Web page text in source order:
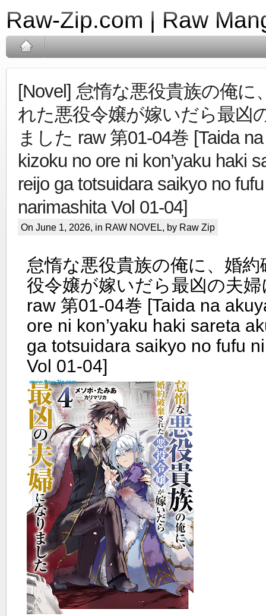
Raw-Zip.com | Raw
[Novel] 怠惰な悪役貴族の俺に
れた悪役令嬢が嫁いだら最凶
ました raw 第01-04巻 [Taida
kizoku no ore ni kon’yaku haki
reijo ga totsuidara saikyo no
narimashita Vol 01-04]
On June 1, 2026, in RAW NOVEL, by Raw Zip
怠惰な悪役貴族の俺に、婚
役令嬢が嫁いだら最凶の夫
raw 第01-04巻 [Taida na
ore ni kon’yaku haki sareta
ga totsuidara saikyo no fufu
Vol 01-04]